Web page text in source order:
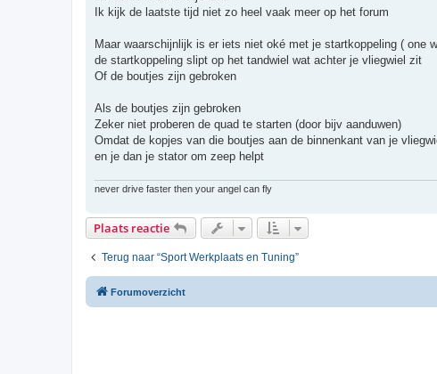
c
Ik kijk de laatste tijd niet zo heel vaak meer op het forum
Maar waarschijnlijk is er iets niet oké met je startkoppeling ( one
de startkoppeling slipt op het tandwiel wat achter je vliegwiel zit
Of de boutjes zijn gebroken
Als de boutjes zijn gebroken
Zeker niet proberen de quad te starten (door bijv aanduwen)
Omdat de kopjes van die boutjes aan de binnenkant van je
en je dan je stator om zeep helpt
never drive faster then your angel can fly
Plaats reactie
Terug naar “Sport Werkplaats en Tuning”
Forumoverzicht